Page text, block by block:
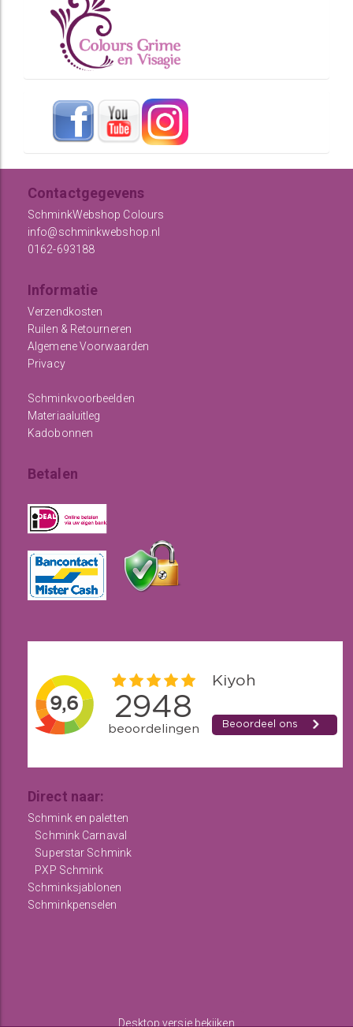
Contactgegevens
SchminkWebshop Colours
info@schminkwebshop.nl
0162-693188
Informatie
Verzendkosten
Ruilen & Retourneren
Algemene Voorwaarden
Privacy
Schminkvoorbeelden
Materiaaluitleg
Kadobonnen
Betalen
Direct naar:
Schmink en paletten
Schmink Carnaval
Superstar Schmink
PXP Schmink
Schminksjablonen
Schminkpenselen
Desktop versie bekijken